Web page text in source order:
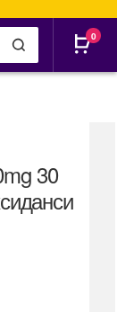
30
0